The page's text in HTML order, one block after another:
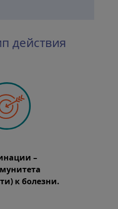
действия
–
к болезни.